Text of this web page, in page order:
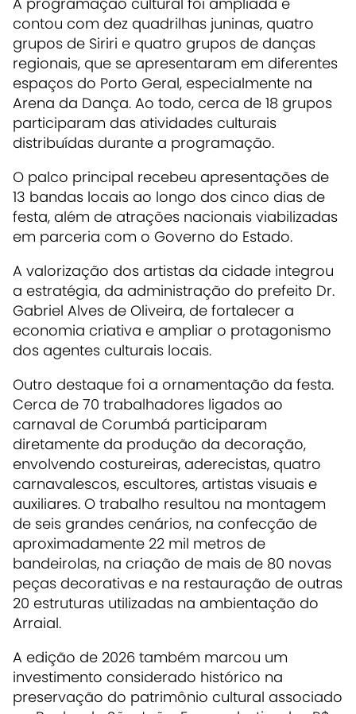
contou com dez quadrilhas juninas, quatro
grupos de Siriri e quatro grupos de danças
regionais, que se apresentaram em diferentes
espaços do Porto Geral, especialmente na
Arena da Dança. Ao todo, cerca de 18 grupos
participaram das atividades culturais
distribuídas durante a programação.
O palco principal recebeu apresentações de
13 bandas locais ao longo dos cinco dias de
festa, além de atrações nacionais viabilizadas
em parceria com o Governo do Estado.
A valorização dos artistas da cidade integrou
a estratégia, da administração do prefeito Dr.
Gabriel Alves de Oliveira, de fortalecer a
economia criativa e ampliar o protagonismo
dos agentes culturais locais.
Outro destaque foi a ornamentação da festa.
Cerca de 70 trabalhadores ligados ao
carnaval de Corumbá participaram
diretamente da produção da decoração,
envolvendo costureiras, aderecistas, quatro
carnavalescos, escultores, artistas visuais e
auxiliares. O trabalho resultou na montagem
de seis grandes cenários, na confecção de
aproximadamente 22 mil metros de
bandeirolas, na criação de mais de 80 novas
peças decorativas e na restauração de outras
20 estruturas utilizadas na ambientação do
Arraial.
A edição de 2026 também marcou um
investimento considerado histórico na
preservação do patrimônio cultural associado